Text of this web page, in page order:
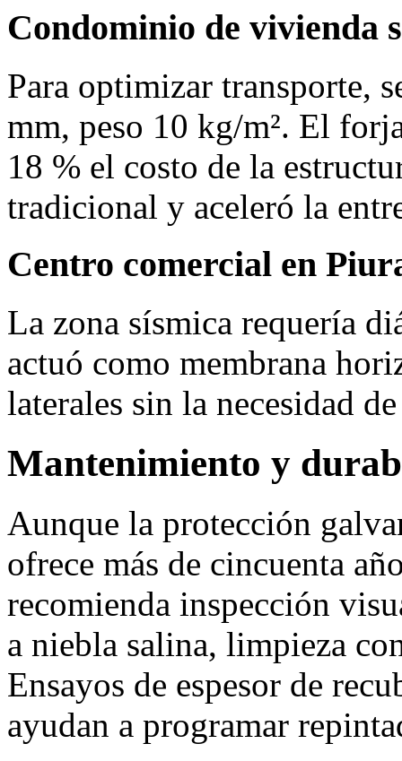
Condominio de vivienda
Para optimizar transporte,
mm, peso 10 kg/m². El
18 % el costo de la
tradicional y aceleró la
Centro comercial en
La zona sísmica requería
actuó como membrana
laterales sin la necesidad
Mantenimiento y
Aunque la protección
ofrece más de cincuenta
recomienda inspección
a niebla salina, limpieza
Ensayos de espesor de
ayudan a programar